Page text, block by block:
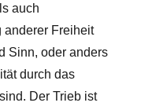
auch
anderer Freiheit
Sinn, oder anders
durch das
Der Trieb ist